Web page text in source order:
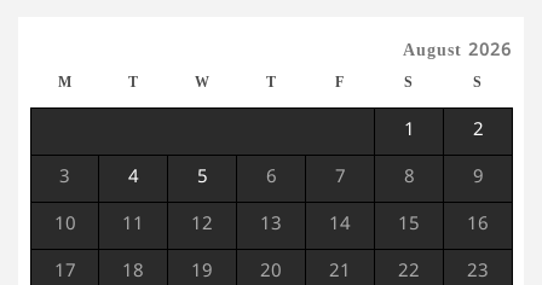
August 2026
M T W T F S S
1 2
3 4 5 6 7 8 9
10 11 12 13 14 15 16
17 18 19 20 21 22 23